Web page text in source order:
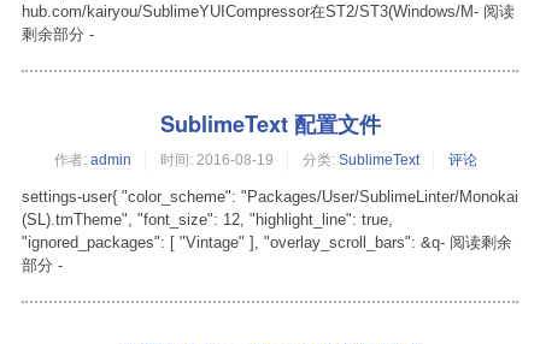
hub.com/kairyou/SublimeYUICompressor在ST2/ST3(Windows/M- 阅读
剩余部分 -
SublimeText 配置文件
作者: admin 时间: 2016-08-19 分类: SublimeText 评论
settings-user{ "color_scheme": "Packages/User/SublimeLinter/Monokai
(SL).tmTheme", "font_size": 12, "highlight_line": true,
"ignored_packages": [ "Vintage" ], "overlay_scroll_bars": &q- 阅读剩余
部分 -